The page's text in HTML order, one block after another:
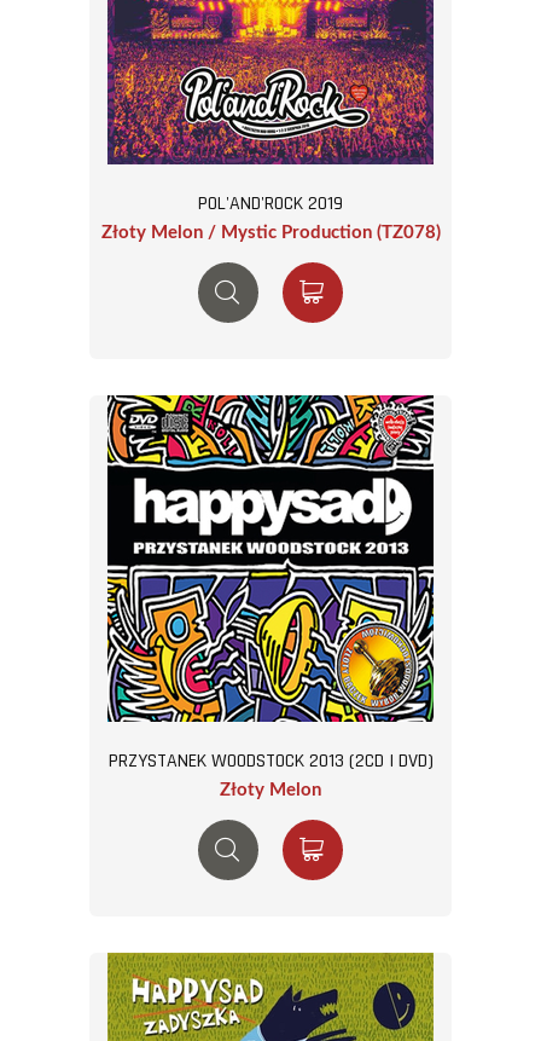
POL'AND'ROCK 2019
Złoty Melon / Mystic Production (TZ078)
PRZYSTANEK WOODSTOCK 2013 (2CD I DVD)
Złoty Melon